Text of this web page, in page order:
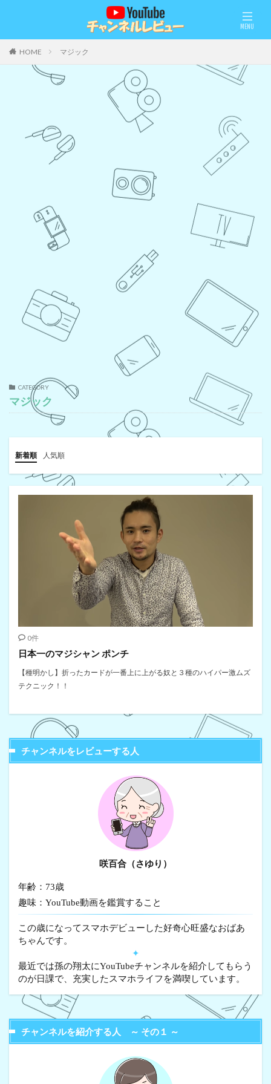
HOME マジック
CATEGORY
マジック
新着順 人気順
0件
日本一のマジシャン ポンチ
【種明かし】折ったカードが一番上に上がる奴と３種のハイパー激ムズ
テクニック！！
チャンネルをレビューする人
咲百合（さゆり）
年齢：73歳
趣味：YouTube動画を鑑賞すること
この歳になってスマホデビューした好奇心旺盛なおばあ
ちゃんです。
✦
最近では孫の翔太にYouTubeチャンネルを紹介してもらう
のが日課で、充実したスマホライフを満喫しています。
チャンネルを紹介する人 ～ その１ ～